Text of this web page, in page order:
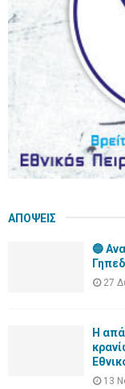
ΑΠΟΨΕΙΣ
🔵
27
Η
13